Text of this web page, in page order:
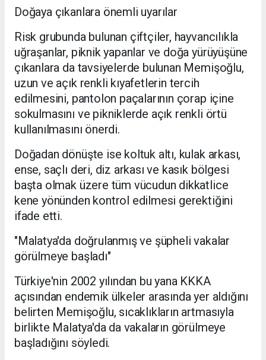
Doğaya çıkanlara önemli uyarılar
Risk grubunda bulunan çiftçiler, hayvancılıkla
uğraşanlar, piknik yapanlar ve doğa yürüyüşüne
çıkanlara da tavsiyelerde bulunan Memişoğlu,
uzun ve açık renkli kıyafetlerin tercih
edilmesini, pantolon paçalarının çorap içine
sokulmasını ve pikniklerde açık renkli örtü
kullanılmasını önerdi.
Doğadan dönüşte ise koltuk altı, kulak arkası,
ense, saçlı deri, diz arkası ve kasık bölgesi
başta olmak üzere tüm vücudun dikkatlice
kene yönünden kontrol edilmesi gerektiğini
ifade etti.
"Malatya'da doğrulanmış ve şüpheli vakalar
görülmeye başladı"
Türkiye'nin 2002 yılından bu yana KKKA
açısından endemik ülkeler arasında yer aldığını
belirten Memişoğlu, sıcaklıkların artmasıyla
birlikte Malatya'da da vakaların görülmeye
başladığını söyledi.